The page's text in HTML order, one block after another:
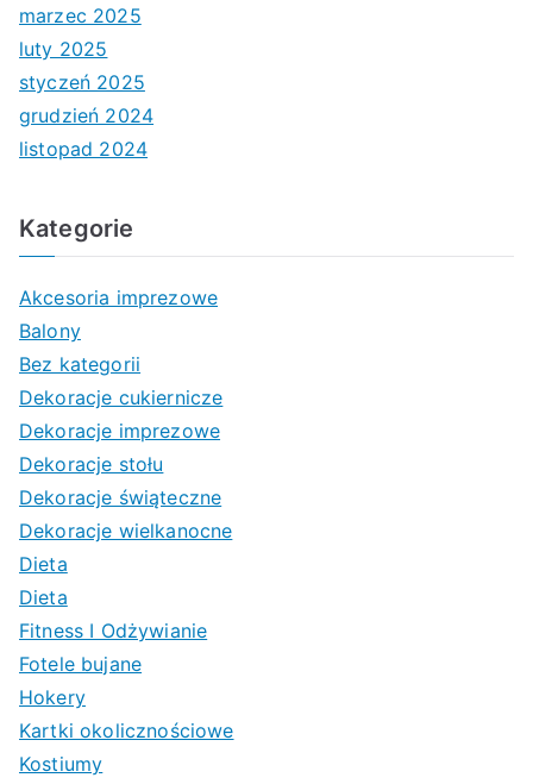
marzec 2025
luty 2025
styczeń 2025
grudzień 2024
listopad 2024
Kategorie
Akcesoria imprezowe
Balony
Bez kategorii
Dekoracje cukiernicze
Dekoracje imprezowe
Dekoracje stołu
Dekoracje świąteczne
Dekoracje wielkanocne
Dieta
Dieta
Fitness I Odżywianie
Fotele bujane
Hokery
Kartki okolicznościowe
Kostiumy